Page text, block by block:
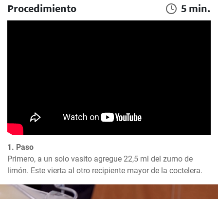
Procedimiento 5 min.
1. Paso
Primero, a un solo vasito agregue 22,5 ml del zumo de
limón. Este vierta al otro recipiente mayor de la coctelera.